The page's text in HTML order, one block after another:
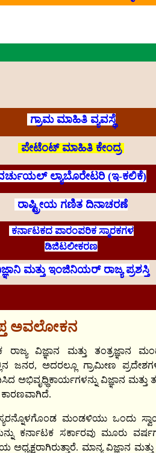
ಗ್ರಾಮ ಮಾಹಿತಿ ವ್ಯವಸ್ಥೆ
ಪೇಟೆಂಟ್ ಮಾಹಿತಿ ಕೇಂದ್ರ
ಲ್ಯಾಬೊರೇಟರಿ (ಇ-ಕಲಿಕೆ)
ರಾಷ್ಟ್ರೀಯ ಗಣಿತ ದಿನಾಚರಣೆ
ಕರ್ನಾಟಕದ ಪಾರಂಪರಿಕ ಸ್ಮಾರಕಗಳ
ಡಿಜಿಟಲೀಕರಣ
ಮತ್ತು ಇಂಜಿನಿಯರ್ ರಾಜ್ಯ ಪ್ರಶಸ್ತಿ
ಅವಲೋಕನ
ರಾಜ್ಯ ವಿಜ್ಞಾನ ಮತ್ತು ತಂತ್ರಜ್ಞಾನ
ಜನರ, ಅದರಲ್ಲೂ ಗ್ರಾಮೀಣ
ಅಭಿವೃಧ್ಧಿಕಾರ್ಯಗಳನ್ನು ವಿಜ್ಞಾನ ಮತ್ತು
ಕಾರಣವಾಗಿದೆ.
ಮಂಡಳಿಯು ಒಂದು
ಕರ್ನಾಟಕ ಸರ್ಕಾರವು ಮೂರು
ಮಾನ್ಯ ವಿಜ್ಞಾನ